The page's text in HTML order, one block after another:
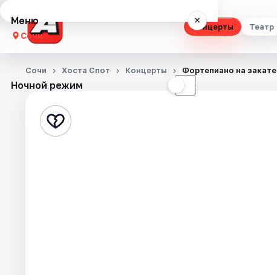
Концерты Театр
Меню ×
Сочи
Концерты
Стендап
Ночной режим ☾
Сочи Хоста Спот Концерты Фортепиано на закате